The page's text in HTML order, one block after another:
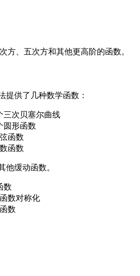
方、五次方和其他更高阶的函数。
提供了几种数学函数：
三次贝塞尔曲线
圆形函数
函数
函数
他缓动函数。
数
数对称化
数